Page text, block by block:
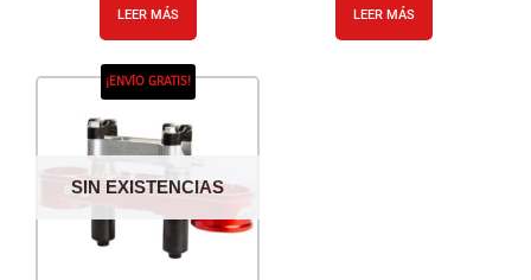
LEER MÁS LEER MÁS
SIN EXISTENCIAS
¡ENVÍO GRATIS!